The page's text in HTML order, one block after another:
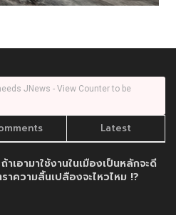
JNews - View Counter to be
Latest
าเอามาใช้งานในเมืองเป็นหลักจะดี
าความสิ้นเปลืองจะไหวไหม !?